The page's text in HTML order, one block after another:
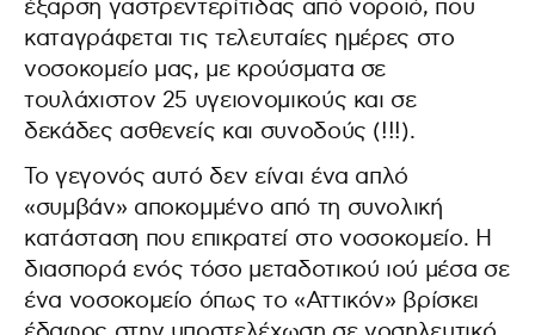
έξαρση γαστρεντερίτιδας από νοροϊό, που
καταγράφεται τις τελευταίες ημέρες στο
νοσοκομείο μας, με κρούσματα σε
τουλάχιστον 25 υγειονομικούς και σε
δεκάδες ασθενείς και συνοδούς (!!!).
Το γεγονός αυτό δεν είναι ένα απλό
«συμβάν» αποκομμένο από τη συνολική
κατάσταση που επικρατεί στο νοσοκομείο. Η
διασπορά ενός τόσο μεταδοτικού ιού μέσα σε
ένα νοσοκομείο όπως το «Αττικόν» βρίσκει